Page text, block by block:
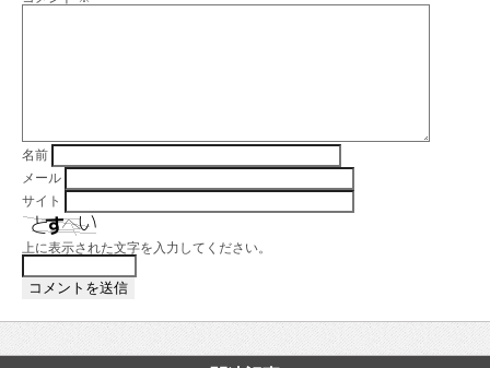
名前
メール
サイト
上に表示された文字を入力してください。